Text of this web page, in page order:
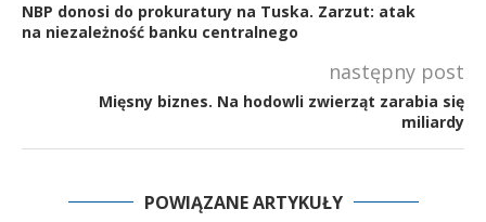
NBP donosi do prokuratury na Tuska. Zarzut: atak
na niezależność banku centralnego
następny post
Mięsny biznes. Na hodowli zwierząt zarabia się
miliardy
POWIĄZANE ARTYKUŁY